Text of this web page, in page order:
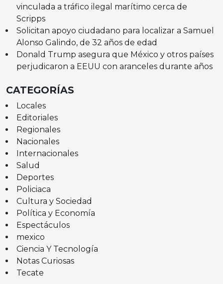
vinculada a tráfico ilegal marítimo cerca de
Scripps
Solicitan apoyo ciudadano para localizar a Samuel
Alonso Galindo, de 32 años de edad
Donald Trump asegura que México y otros países
perjudicaron a EEUU con aranceles durante años
CATEGORÍAS
Locales
Editoriales
Regionales
Nacionales
Internacionales
Salud
Deportes
Policiaca
Cultura y Sociedad
Política y Economía
Espectáculos
mexico
Ciencia Y Tecnología
Notas Curiosas
Tecate